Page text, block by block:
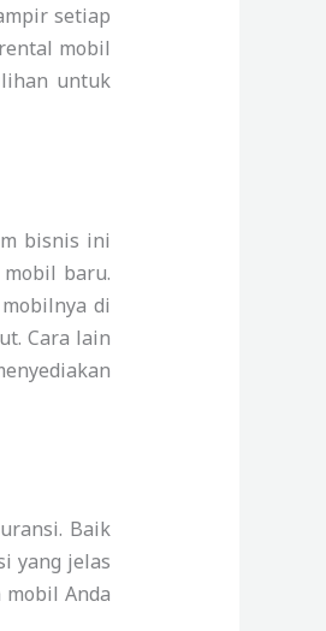
setiap
mobil
untuk
bisnis ini
baru.
di
Cara lain
Baik
yang jelas
Anda